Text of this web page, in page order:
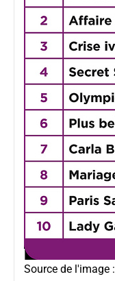
Source de l'image :